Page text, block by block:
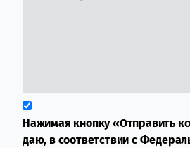
Нажимая кнопку «Отправить
даю, в соответствии с